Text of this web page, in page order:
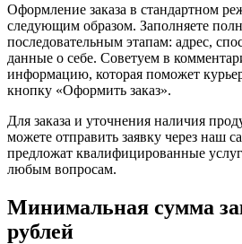
Оформление заказа в стандартном
следующим образом. Заполняете
последовательным этапам: адрес,
данные о себе. Советуем в
информацию, которая поможет
кнопку «Оформить заказ».
Для заказа и уточнения наличия
можете отправить заявку через наш
предложат квалифицированные
любым вопросам.
Минимальная сумма
рублей